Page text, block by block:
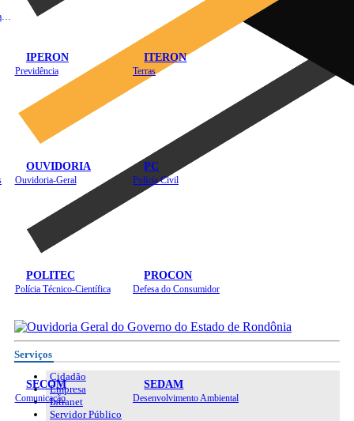
IPERON
Previdência
ITERON
Terras
OUVIDORIA
Ouvidoria-Geral
PC
Polícia Civil
POLITEC
Polícia Técnico-Científica
PROCON
Defesa do Consumidor
SECOM
Comunicação
SEDAM
Desenvolvimento Ambiental
Serviços
Cidadão
Empresa
Intranet
Servidor Público